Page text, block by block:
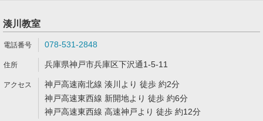
湊川教室
078-531-2848
兵庫県神戸市兵庫区下沢通1-5-11
神戸高速南北線 湊川より 徒歩 約2分
神戸高速東西線 新開地より 徒歩 約6分
神戸高速東西線 高速神戸より 徒歩 約12分